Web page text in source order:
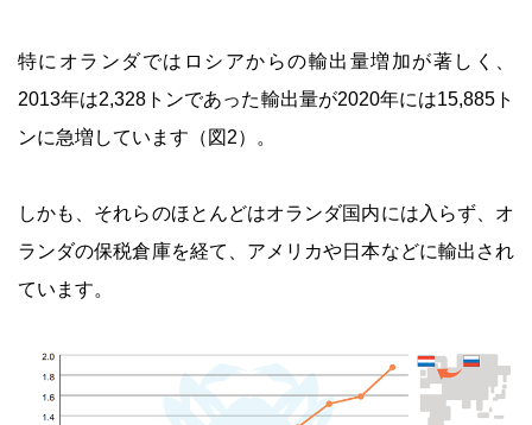
特にオランダではロシアからの輸出量増加が著しく、
2013年は2,328トンであった輸出量が2020年には15,885ト
ンに急増しています（図2）。
しかも、それらのほとんどはオランダ国内には入らず、オ
ランダの保税倉庫を経て、アメリカや日本などに輸出され
ています。